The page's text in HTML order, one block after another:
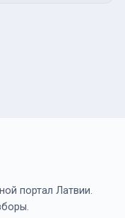
портал Латвии.